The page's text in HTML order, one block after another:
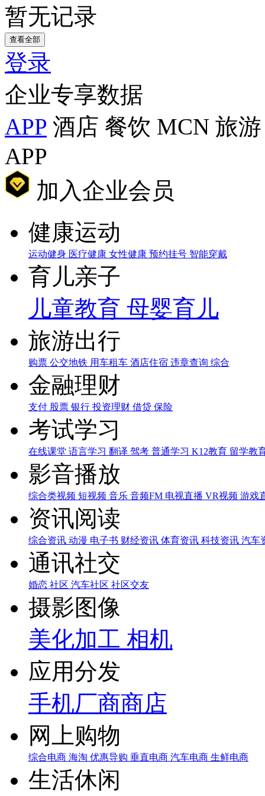
暂无记录
查看全部
登录
企业专享数据
APP 酒店 餐饮 MCN 旅游
APP
加入企业会员
健康运动
运动健身 医疗健康 女性健康 预约挂号 智能穿戴
育儿亲子
儿童教育 母婴育儿
旅游出行
购票 公交地铁 用车租车 酒店住宿 违章查询 综合
金融理财
支付 股票 银行 投资理财 借贷 保险
考试学习
在线课堂 语言学习 翻译 驾考 普通学习 K12教育 留学教
影音播放
综合类视频 短视频 音乐 音频FM 电视直播 VR视频 游戏
资讯阅读
综合资讯 动漫 电子书 财经资讯 体育资讯 科技资讯 汽车
通讯社交
婚恋 社区 汽车社区 社区交友
摄影图像
美化加工 相机
应用分发
手机厂商商店
网上购物
综合电商 海淘 优惠导购 垂直电商 汽车电商 生鲜电商
生活休闲